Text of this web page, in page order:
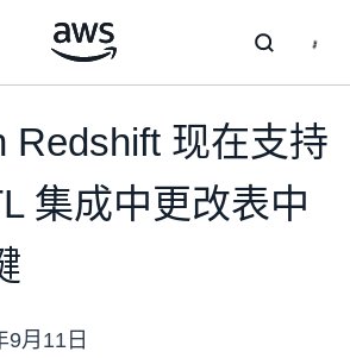
Redshift 现在支持
集成中更改表中
9月11日